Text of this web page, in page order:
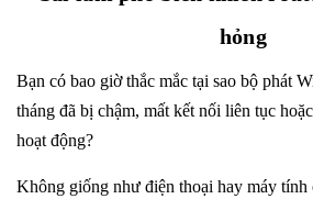
hỏng
Bạn có bao giờ thắc mắc tại sao bộ phát
tháng đã bị chậm, mất kết nối liên tục
hoạt động?
Không giống như điện thoại hay máy tính